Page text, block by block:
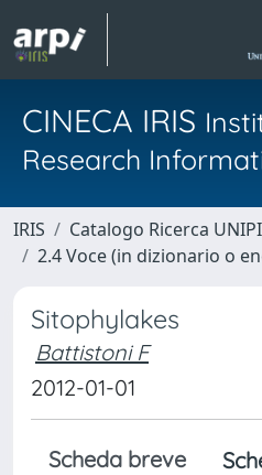
CINECA IRIS
Research
IRIS Catalogo Ricerca UNIPI
2.4 Voce (in dizionario o
Sitophylakes
Battistoni F
2012-01-01
Scheda breve